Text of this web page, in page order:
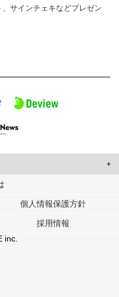
サインチェキなどプレゼン
に合わせたコンテンツや広告の
ーに提供しています。
トナーに提供した他の情報や、
ときに収集した他の情報を組み
個人情報保護方針
採用情報
inc.